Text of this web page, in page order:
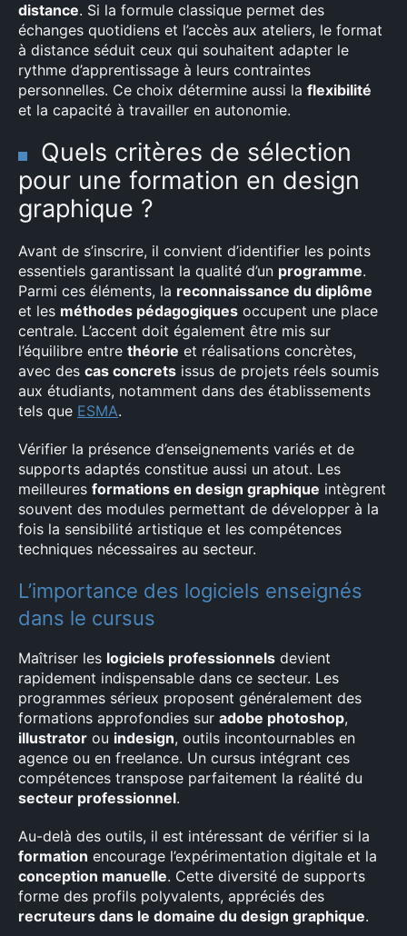
distance. Si la formule classique permet des
échanges quotidiens et l’accès aux ateliers, le format
à distance séduit ceux qui souhaitent adapter le
rythme d’apprentissage à leurs contraintes
personnelles. Ce choix détermine aussi la flexibilité
et la capacité à travailler en autonomie.
Quels critères de sélection
pour une formation en design
graphique ?
Avant de s’inscrire, il convient d’identifier les points
essentiels garantissant la qualité d’un programme.
Parmi ces éléments, la reconnaissance du diplôme
et les méthodes pédagogiques occupent une place
centrale. L’accent doit également être mis sur
l’équilibre entre théorie et réalisations concrètes,
avec des cas concrets issus de projets réels soumis
aux étudiants, notamment dans des établissements
tels que ESMA.
Vérifier la présence d’enseignements variés et de
supports adaptés constitue aussi un atout. Les
meilleures formations en design graphique intègrent
souvent des modules permettant de développer à la
fois la sensibilité artistique et les compétences
techniques nécessaires au secteur.
L’importance des logiciels enseignés
dans le cursus
Maîtriser les logiciels professionnels devient
rapidement indispensable dans ce secteur. Les
programmes sérieux proposent généralement des
formations approfondies sur adobe photoshop,
illustrator ou indesign, outils incontournables en
agence ou en freelance. Un cursus intégrant ces
compétences transpose parfaitement la réalité du
secteur professionnel.
Au-delà des outils, il est intéressant de vérifier si la
formation encourage l’expérimentation digitale et la
conception manuelle. Cette diversité de supports
forme des profils polyvalents, appréciés des
recruteurs dans le domaine du design graphique.